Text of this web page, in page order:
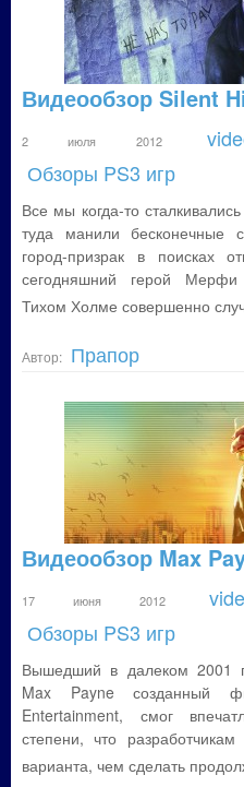
Видеообзор Silent
2 июля 2012
Обзоры PS3 игр
Все мы когда-то
туда манили бесконечные
город-призрак в поисках
сегодняшний герой
Тихом Холме совершенно
Автор: Прапор
Видеообзор Max
17 июня 2012
Обзоры PS3 игр
Вышедший в далеком 2001
Max Payne созданный
Entertainment, смог
степени, что
варианта, чем сделать